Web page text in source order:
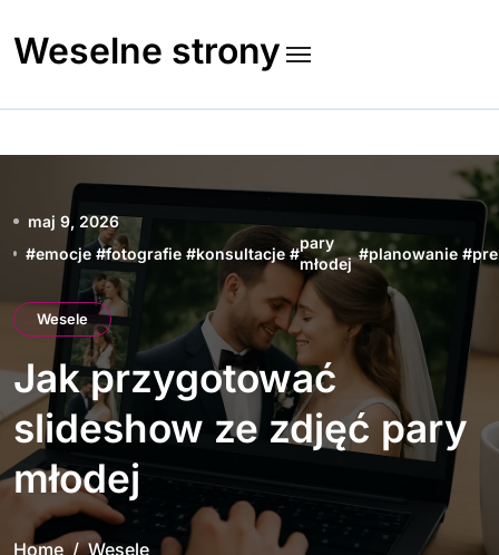
to
content
Weselne strony
maj 9, 2026
#emocje #fotografie #konsultacje #
pary
młodej
#planowanie #
Wesele
Jak przygotować
slideshow ze zdjęć pary
młodej
Home
Wesele